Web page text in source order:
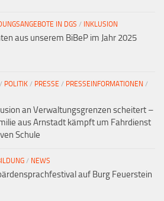
IN DGS / INKLUSION
aus unserem BiBeP im Jahr 2025
/ POLITIK / PRESSE / PRESSEINFORMATIONEN /
an Verwaltungsgrenzen scheitert –
aus Arnstadt kämpft um Fahrdienst
Schule
/ NEWS
auf Burg Feuerstein